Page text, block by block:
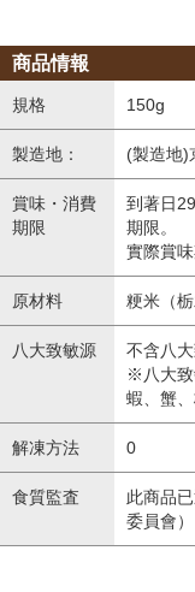
商品情報
規格 150g
製造地： (製造地)
賞味・消費
期限
到著日
期限。
實際賞
原材料 粳米（
八大致敏源
不含八
※八大致
蝦、蟹
解凍方法 0
食質監査
此商品
委員會）